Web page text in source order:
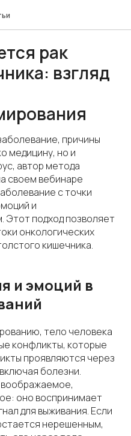
рак
взгляд
причины
медицину, но и
автор метода
своем вебинаре
с точки
и
Этот подход позволяет
онкологических
кишечника.
и эмоций в
тело человека
конфликты, которые
проявляются через
болезни.
оно воспринимает
для выживания. Если
нерешенным,